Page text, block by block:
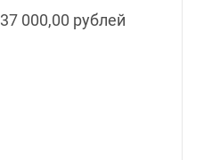
37 000,00 рублей